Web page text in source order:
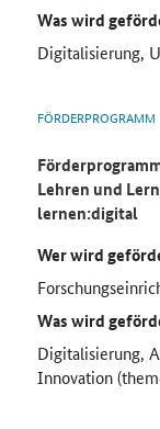
Was wird
Digitalisierung,
FÖRDERPROGRAMM
Lehren und
lernen:digital
Wer wird
Was wird
Digitalisierung,
Innovation